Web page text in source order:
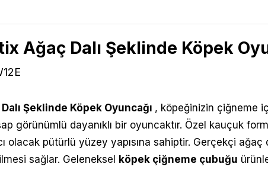
Ağaç Dalı Şeklinde Köpek
Şeklinde Köpek Oyuncağı , köpeğinizin çiğneme
görünümlü dayanıklı bir oyuncaktır. Özel kauçuk
olacak pütürlü yüzey yapısına sahiptir. Gerçekçi ağaç
sağlar. Geleneksel
köpek çiğneme çubuğu